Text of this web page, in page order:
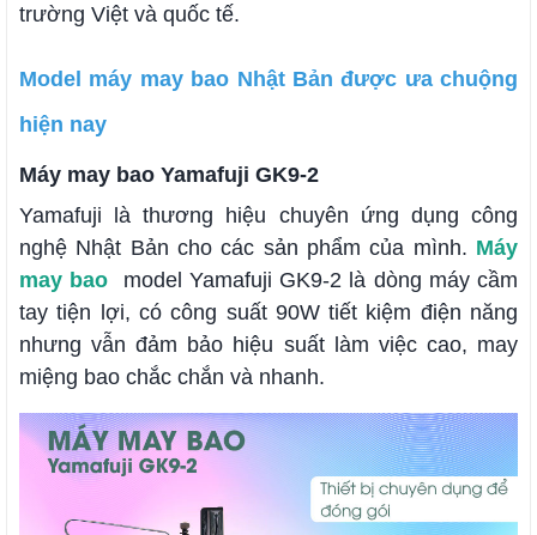
trường Việt và quốc tế.
Model máy may bao Nhật Bản được ưa chuộng
hiện nay
Máy may bao Yamafuji GK9-2
Yamafuji là thương hiệu chuyên ứng dụng công
nghệ Nhật Bản cho các sản phẩm của mình. Máy
may bao model Yamafuji GK9-2 là dòng máy cầm
tay tiện lợi, có công suất 90W tiết kiệm điện năng
nhưng vẫn đảm bảo hiệu suất làm việc cao, may
miệng bao chắc chắn và nhanh.